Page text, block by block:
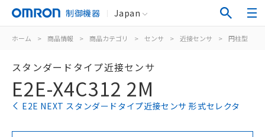
制御機器 Japan
ホーム > 商品情報 > 商品カテゴリ > センサ > 近接センサ > 円柱型
スタンダードタイプ近接センサ
E2E-X4C312 2M
E2E NEXT スタンダードタイプ近接センサ 形式セレクタ